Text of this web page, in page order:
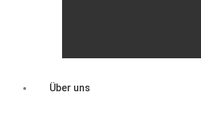
Über uns